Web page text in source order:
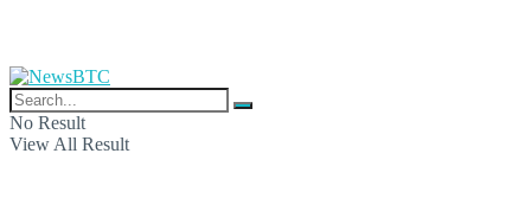
No Result
View All Result